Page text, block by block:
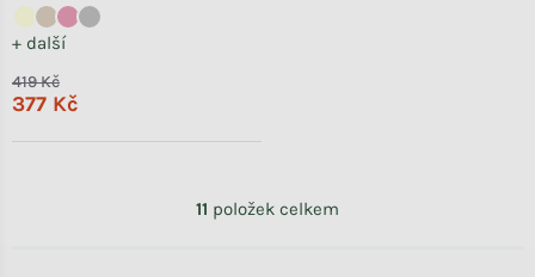
+ další
419 Kč
377 Kč
11 položek celkem